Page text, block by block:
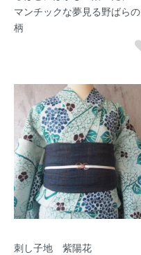
マンチックな夢見る野ばらの
柄
刺し子地 紫陽花